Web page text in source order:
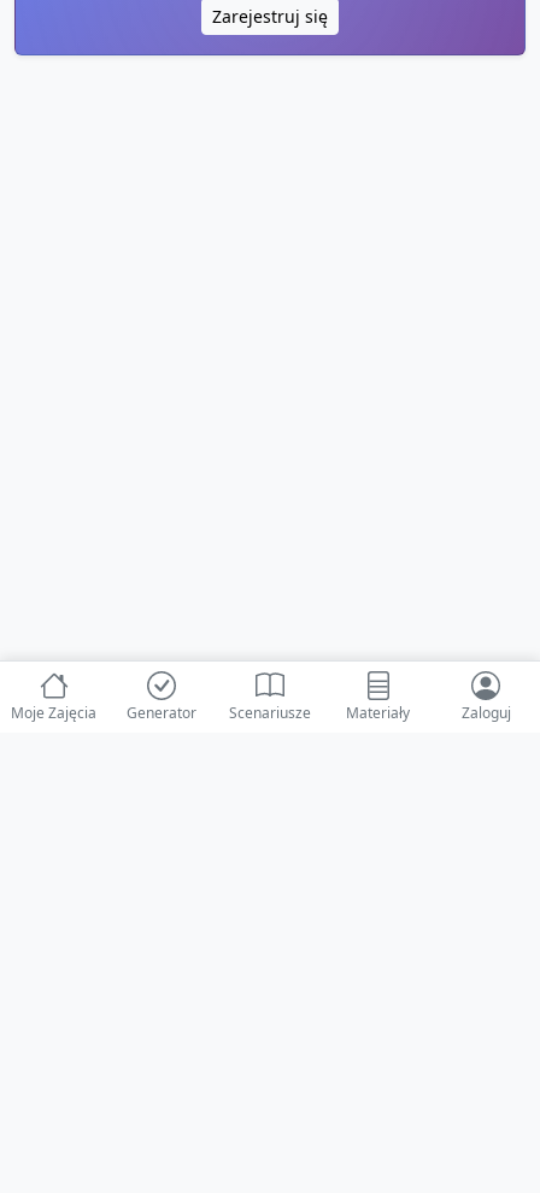
Zarejestruj się
Moje Zajęcia Generator Scenariusze Materiały Zaloguj